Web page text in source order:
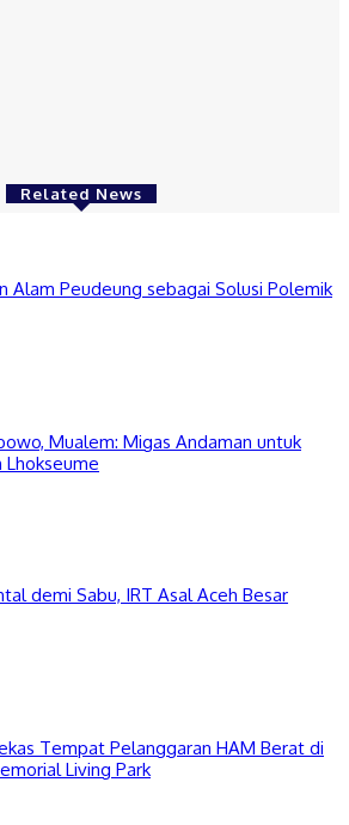
Related News
Alam Peudeung sebagai Solusi Polemik
Mualem: Migas Andaman untuk
Lhokseume
demi Sabu, IRT Asal Aceh Besar
Tempat Pelanggaran HAM Berat di
Living Park